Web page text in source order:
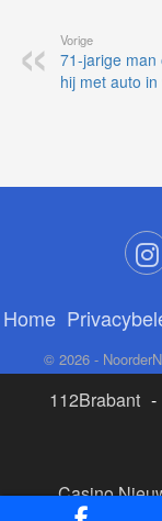
Vorige
71-jarige
hij met auto
Home
© 2026 -
112Brabant -
Casino
buitenlandse